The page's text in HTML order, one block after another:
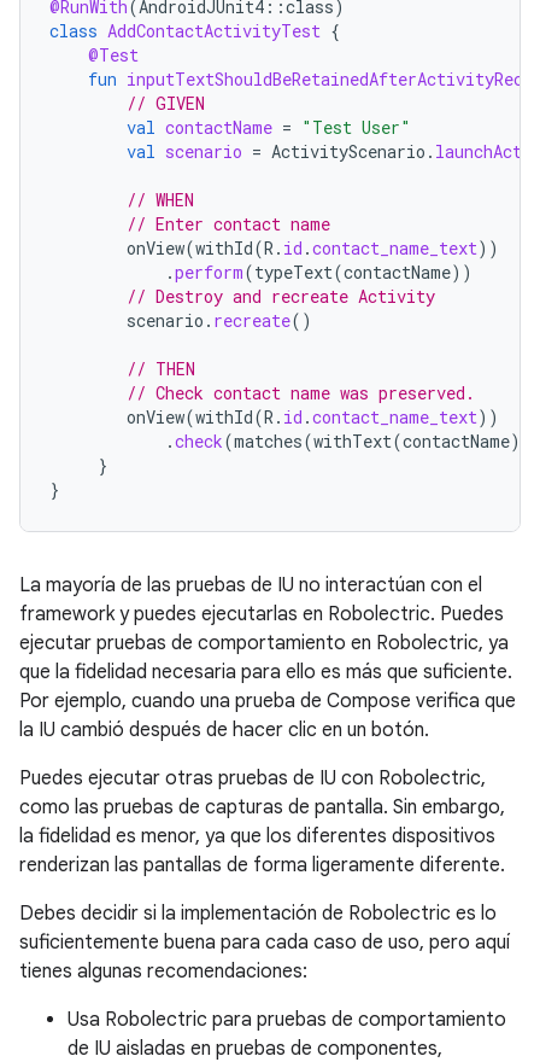
@RunWith(AndroidJUnit4 ::class )
class AddContactActivityTest {
@Test
fun
// GIVEN
val contactName = "Test User"
val scenario = ActivityScenario .
// WHEN
// Enter contact name
onView(withId(R . id .contact_name_text))
.perform(typeText(contactName))
// Destroy and recreate Activity
scenario . recreate()
// THEN
// Check contact name was preserved.
onView(withId(R . id .contact_name_text))
.check(matches(withText(contactName
}
}
La mayoría de las pruebas de IU no interactúan con el
framework y puedes ejecutarlas en Robolectric. Puedes
ejecutar pruebas de comportamiento en Robolectric, ya
que la fidelidad necesaria para ello es más que suficiente.
Por ejemplo, cuando una prueba de Compose verifica que
la IU cambió después de hacer clic en un botón.
Puedes ejecutar otras pruebas de IU con Robolectric,
como las pruebas de capturas de pantalla. Sin embargo,
la fidelidad es menor, ya que los diferentes dispositivos
renderizan las pantallas de forma ligeramente diferente.
Debes decidir si la implementación de Robolectric es lo
suficientemente buena para cada caso de uso, pero aquí
tienes algunas recomendaciones:
Usa Robolectric para pruebas de comportamiento
de IU aisladas en pruebas de componentes,